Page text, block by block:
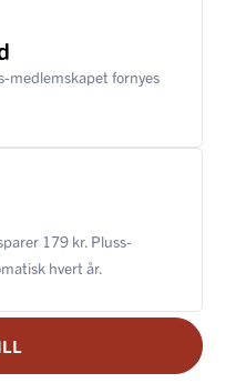
medlemskapet fornyes
179 kr. Pluss-
hvert år.